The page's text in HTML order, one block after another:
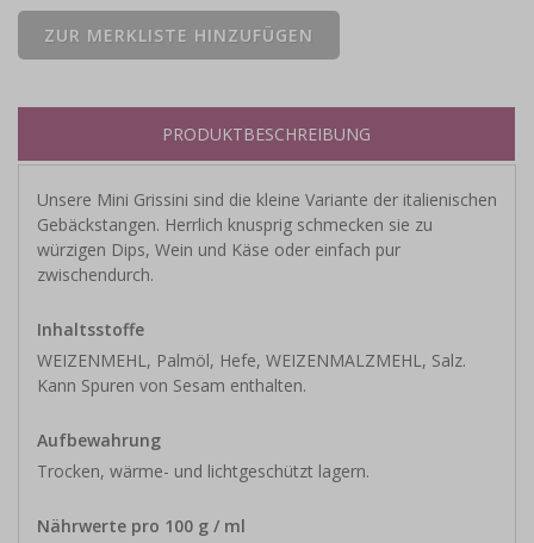
PRODUKTBESCHREIBUNG
Unsere Mini Grissini sind die kleine Variante der italienischen
Gebäckstangen. Herrlich knusprig schmecken sie zu
würzigen Dips, Wein und Käse oder einfach pur
zwischendurch.
Inhaltsstoffe
WEIZENMEHL, Palmöl, Hefe, WEIZENMALZMEHL, Salz.
Kann Spuren von Sesam enthalten.
Aufbewahrung
Trocken, wärme- und lichtgeschützt lagern.
Nährwerte pro 100 g / ml